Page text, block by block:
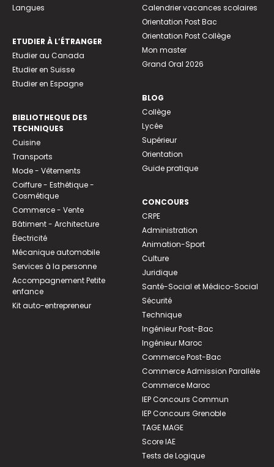
Langues
ETUDIER À L’ÉTRANGER
Etudier au Canada
Etudier en Suisse
Etudier en Espagne
BIBLIOTHEQUE DES
TECHNIQUES
Cuisine
Transports
Mode - Vêtements
Coiffure - Esthétique -
Cosmétique
Commerce - Vente
Bâtiment - Architecture
Électricité
Mécanique automobile
Services à la personne
Accompagnement Petite
enfance
Kit auto-entrepreneur
Calendrier vacances scolaires
Orientation Post Bac
Orientation Post Collège
Mon master
Grand Oral 2026
BLOG
Collège
Lycée
Supérieur
Orientation
Guide pratique
CONCOURS
CRPE
Administration
Animation-Sport
Culture
Juridique
Santé-Social et Médico-Social
Sécurité
Technique
Ingénieur Post-Bac
Ingénieur Maroc
Commerce Post-Bac
Commerce Admission Parallèle
Commerce Maroc
IEP Concours Commun
IEP Concours Grenoble
TAGE MAGE
Score IAE
Tests de Logique